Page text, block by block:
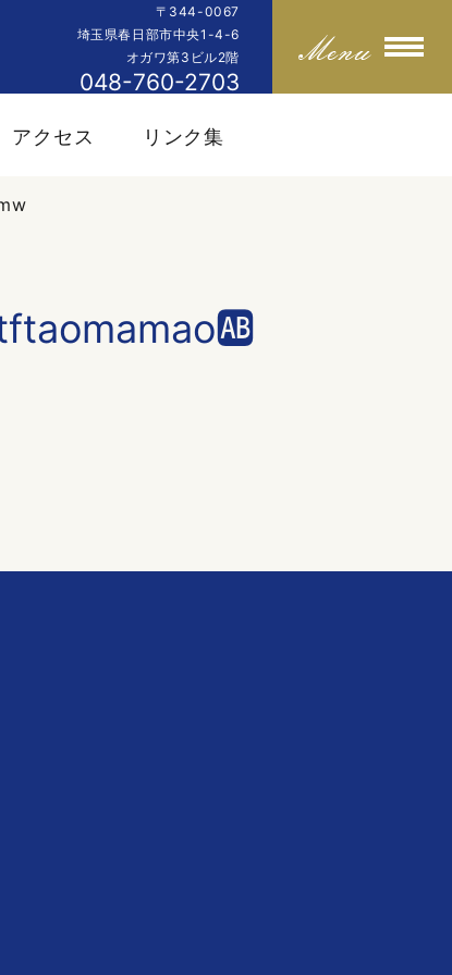
〒344-0067
埼玉県春日部市中央1-4-6
オガワ第3ビル2階
048-760-2703
アクセス リンク集